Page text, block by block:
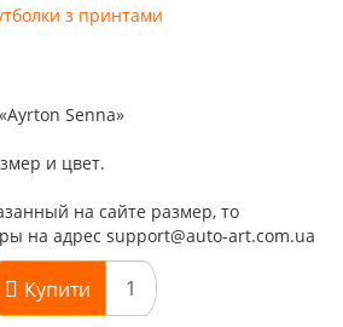
з принтами
Senna»
и цвет.
на сайте размер, то
на адрес support@auto-art.com.ua
Купити